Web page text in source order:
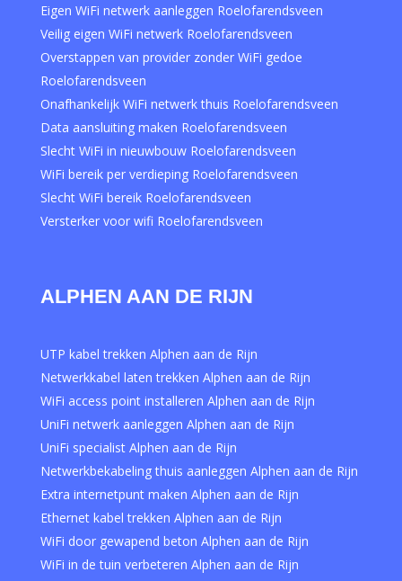
Eigen WiFi netwerk aanleggen Roelofarendsveen
Veilig eigen WiFi netwerk Roelofarendsveen
Overstappen van provider zonder WiFi gedoe
Roelofarendsveen
Onafhankelijk WiFi netwerk thuis Roelofarendsveen
Data aansluiting maken Roelofarendsveen
Slecht WiFi in nieuwbouw Roelofarendsveen
WiFi bereik per verdieping Roelofarendsveen
Slecht WiFi bereik Roelofarendsveen
Versterker voor wifi Roelofarendsveen
ALPHEN AAN DE RIJN
UTP kabel trekken Alphen aan de Rijn
Netwerkkabel laten trekken Alphen aan de Rijn
WiFi access point installeren Alphen aan de Rijn
UniFi netwerk aanleggen Alphen aan de Rijn
UniFi specialist Alphen aan de Rijn
Netwerkbekabeling thuis aanleggen Alphen aan de Rijn
Extra internetpunt maken Alphen aan de Rijn
Ethernet kabel trekken Alphen aan de Rijn
WiFi door gewapend beton Alphen aan de Rijn
WiFi in de tuin verbeteren Alphen aan de Rijn